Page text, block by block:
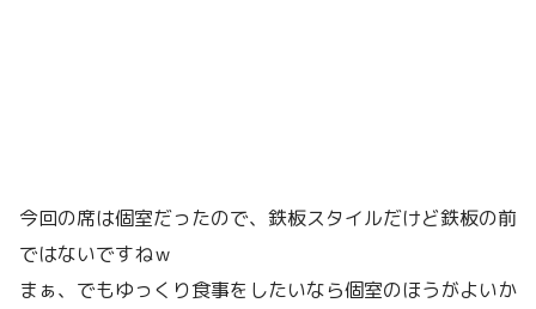
今回の席は個室だったので、鉄板スタイルだけど鉄板の前
ではないですねｗ
まぁ、でもゆっくり食事をしたいなら個室のほうがよいか